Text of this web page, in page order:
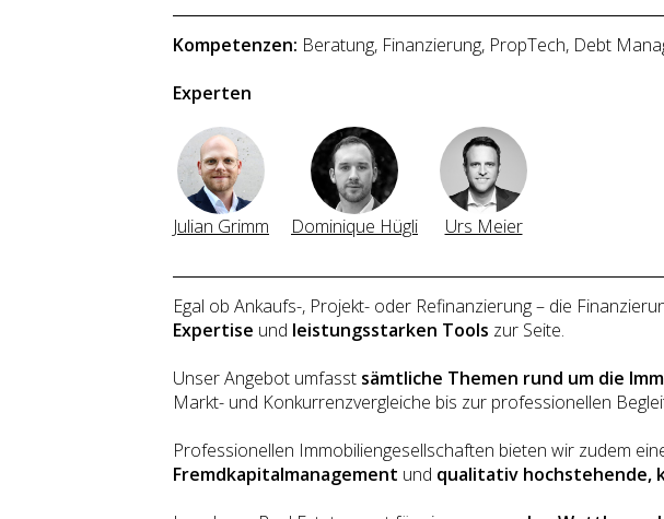
Kompetenzen: Beratung, Finanzierung, PropTech, Debt
Experten
Julian Grimm Dominique Hügli Urs Meier
Egal ob Ankaufs-, Projekt- oder Refinanzierung – die
Expertise und leistungsstarken Tools zur Seite.
Unser Angebot umfasst sämtliche Themen rund um die
Markt- und Konkurrenzvergleiche bis zur professionellen
Professionellen Immobiliengesellschaften bieten wir zudem
Fremdkapitalmanagement und qualitativ hochstehende,